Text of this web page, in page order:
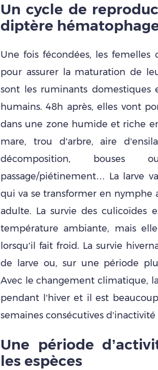
Un cycle de
diptère
Une fois fécondées, les femelles
pour assurer la maturation de
sont les ruminants domestiques
humains. 48h après, elles vont
dans une zone humide et riche
mare, trou d’arbre, aire
décomposition,
passage/piétinement… La larve
qui va se transformer en nymphe
adulte. La survie des culicoïdes
température ambiante, mais
lorsqu’il fait froid. La survie
de larve ou, sur une période
Avec le changement climatique,
pendant l’hiver et il est
semaines consécutives
Une période
les espèces